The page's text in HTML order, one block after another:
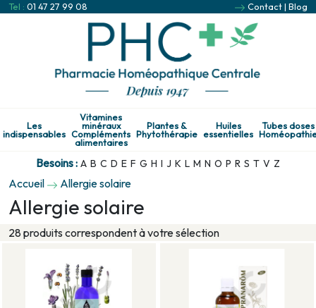
Tel : 01 47 27 99 08 Contact| Blog
Les
indispensables
Vitamines
minéraux
Compléments
alimentaires
Plantes &
Phytothérapie
Huiles
essentielles
Tubes doses
Besoins : A B C D E F G H I J K L M N O P R S T V Z
Accueil Allergie solaire
Allergie solaire
28 produits correspondent à votre sélection